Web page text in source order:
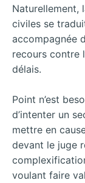
Naturellement,
civiles se
accompagnée
recours contre
délais.
Point n’est
d’intenter un
mettre en
devant le juge
voulant faire